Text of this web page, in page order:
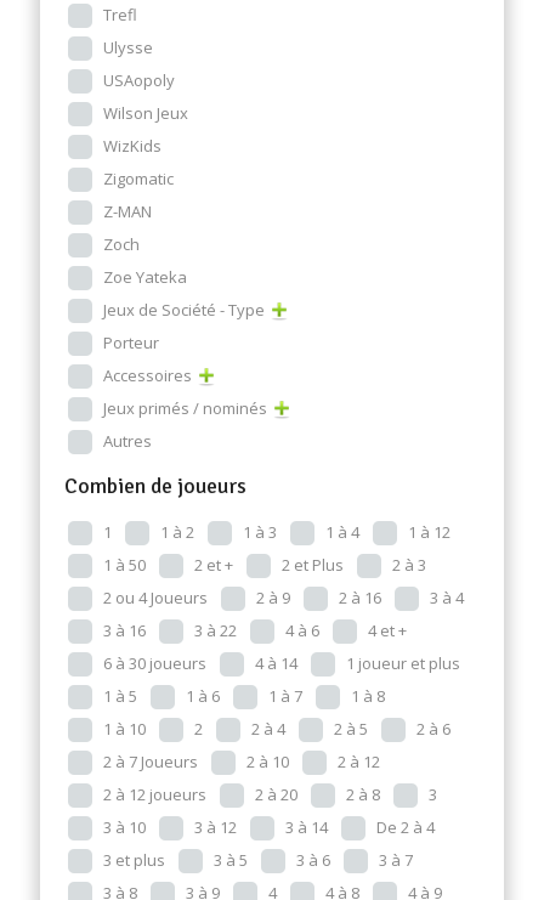
Trefl
Ulysse
USAopoly
Wilson Jeux
WizKids
Zigomatic
Z-MAN
Zoch
Zoe Yateka
Jeux de Société - Type
Porteur
Accessoires
Jeux primés / nominés
Autres
Combien de joueurs
1 1 à 2 1 à 3 1 à 4
1 à 12
1 à 50
2 et + 2 et Plus
2 à 3
2 ou 4 Joueurs
2 à 9 2 à 16
3 à 4
3 à 16
3 à 22 4 à 6
4 et +
6 à 30 joueurs
4 à 14
1 joueur et plus
1 à 5
1 à 6 1 à 7
1 à 8
1 à 10
2 2 à 4 2 à 5
2 à 6
2 à 7 Joueurs
2 à 10
2 à 12
2 à 12 joueurs
2 à 20 2 à 8
3
3 à 10
3 à 12 3 à 14
De 2 à 4
3 et plus
3 à 5 3 à 6
3 à 7
3 à 8
3 à 9 4 4 à 8 4 à 9